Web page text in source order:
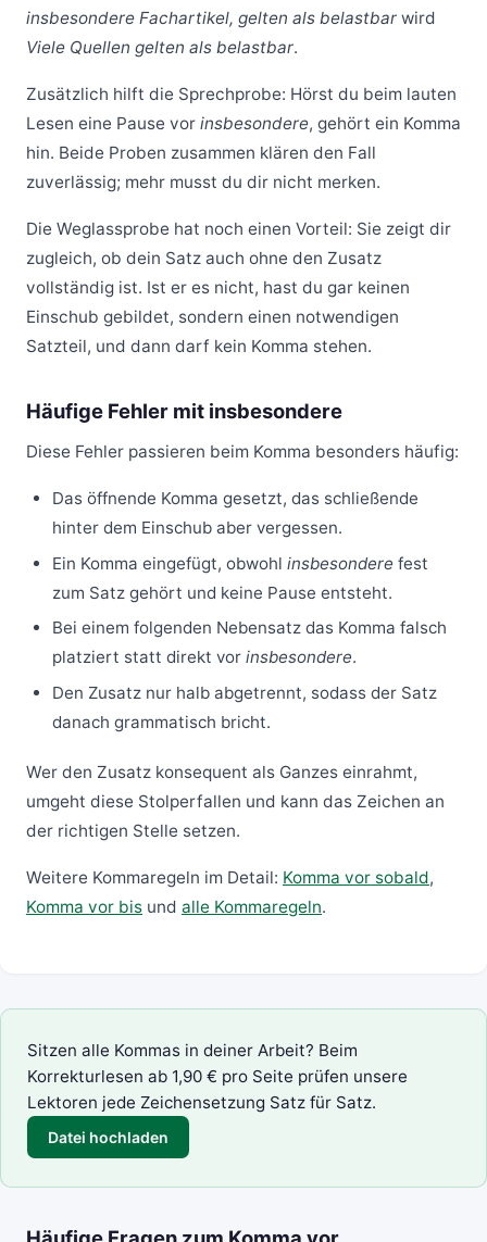
insbesondere Fachartikel, gelten als belastbar wird
Viele Quellen gelten als belastbar.
Zusätzlich hilft die Sprechprobe: Hörst du beim lauten
Lesen eine Pause vor insbesondere, gehört ein Komma
hin. Beide Proben zusammen klären den Fall
zuverlässig; mehr musst du dir nicht merken.
Die Weglassprobe hat noch einen Vorteil: Sie zeigt dir
zugleich, ob dein Satz auch ohne den Zusatz
vollständig ist. Ist er es nicht, hast du gar keinen
Einschub gebildet, sondern einen notwendigen
Satzteil, und dann darf kein Komma stehen.
Häufige Fehler mit insbesondere
Diese Fehler passieren beim Komma besonders häufig:
Das öffnende Komma gesetzt, das schließende
hinter dem Einschub aber vergessen.
Ein Komma eingefügt, obwohl insbesondere fest
zum Satz gehört und keine Pause entsteht.
Bei einem folgenden Nebensatz das Komma falsch
platziert statt direkt vor insbesondere.
Den Zusatz nur halb abgetrennt, sodass der Satz
danach grammatisch bricht.
Wer den Zusatz konsequent als Ganzes einrahmt,
umgeht diese Stolperfallen und kann das Zeichen an
der richtigen Stelle setzen.
Weitere Kommaregeln im Detail: Komma vor sobald,
Komma vor bis und alle Kommaregeln.
Sitzen alle Kommas in deiner Arbeit? Beim
Korrekturlesen ab 1,90 € pro Seite prüfen unsere
Lektoren jede Zeichensetzung Satz für Satz.
Datei hochladen